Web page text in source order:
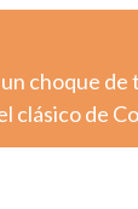
choque
clásico de